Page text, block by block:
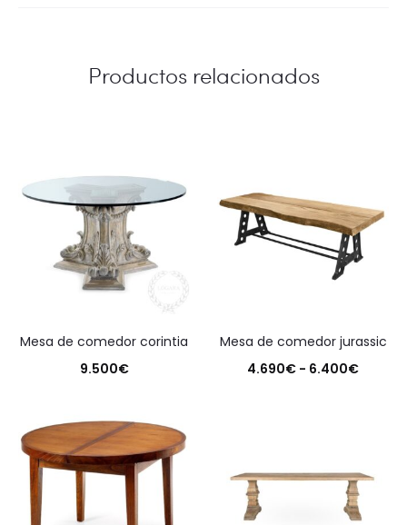
Productos relacionados
mesa de comedor corintia
9.500€
mesa de comedor jurassic
4.690€ - 6.400€Rango
4.690€
hasta